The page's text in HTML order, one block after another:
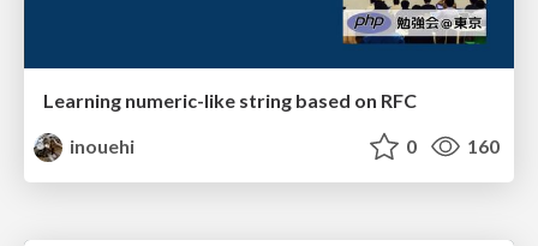
Learning numeric-like string based on RFC
inouehi
0 160